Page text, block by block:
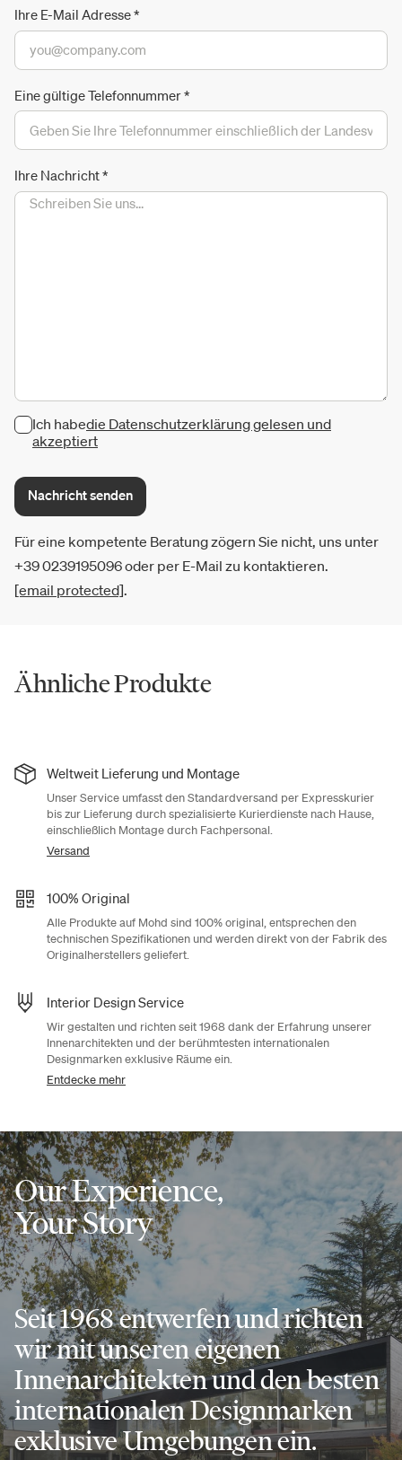
Ihre E-Mail Adresse*
Eine gültige Telefonnummer*
Ihre Nachricht*
Ich habedie Datenschutzerklärung gelesen und
akzeptiert
Nachricht senden
Für eine kompetente Beratung zögern Sie nicht, uns unter
+39 0239195096 oder per E-Mail zu kontaktieren.
[email protected].
Ähnliche Produkte
Weltweit Lieferung und Montage
Unser Service umfasst den Standardversand per Expresskurier
bis zur Lieferung durch spezialisierte Kurierdienste nach Hause,
einschließlich Montage durch Fachpersonal.
Versand
100% Original
Alle Produkte auf Mohd sind 100% original, entsprechen den
technischen Spezifikationen und werden direkt von der Fabrik des
Originalherstellers geliefert.
Interior Design Service
Wir gestalten und richten seit 1968 dank der Erfahrung unserer
Innenarchitekten und der berühmtesten internationalen
Designmarken exklusive Räume ein.
Entdecke mehr
Our Experience,
Your Story
Seit 1968 entwerfen und richten
wir mit unseren eigenen
Innenarchitekten und den besten
internationalen Designmarken
exklusive Umgebungen ein.